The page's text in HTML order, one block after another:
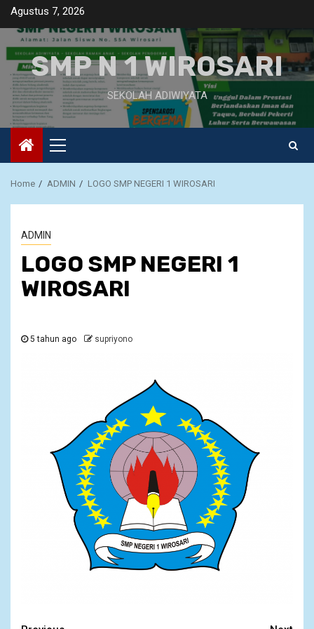
Skip
content
Agustus 7, 2026
SMP N 1 WIROSARI
SEKOLAH ADIWIYATA
Primary
Menu
Home ADMIN LOGO SMP NEGERI 1 WIROSARI
ADMIN
LOGO SMP NEGERI 1
WIROSARI
5 tahun ago supriyono